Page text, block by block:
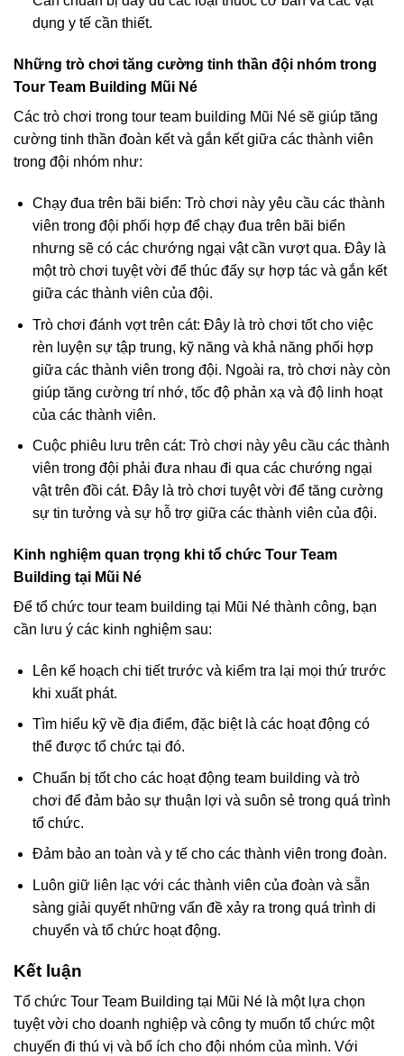
dụng y tế cần thiết.
Những trò chơi tăng cường tinh thần đội nhóm trong
Tour Team Building Mũi Né
Các trò chơi trong tour team building Mũi Né sẽ giúp tăng
cường tinh thần đoàn kết và gắn kết giữa các thành viên
trong đội nhóm như:
Chạy đua trên bãi biển: Trò chơi này yêu cầu các thành
viên trong đội phối hợp để chạy đua trên bãi biển
nhưng sẽ có các chướng ngại vật cần vượt qua. Đây là
một trò chơi tuyệt vời để thúc đẩy sự hợp tác và gắn kết
giữa các thành viên của đội.
Trò chơi đánh vợt trên cát: Đây là trò chơi tốt cho việc
rèn luyện sự tập trung, kỹ năng và khả năng phối hợp
giữa các thành viên trong đội. Ngoài ra, trò chơi này còn
giúp tăng cường trí nhớ, tốc độ phản xạ và độ linh hoạt
của các thành viên.
Cuộc phiêu lưu trên cát: Trò chơi này yêu cầu các thành
viên trong đội phải đưa nhau đi qua các chướng ngại
vật trên đồi cát. Đây là trò chơi tuyệt vời để tăng cường
sự tin tưởng và sự hỗ trợ giữa các thành viên của đội.
Kinh nghiệm quan trọng khi tổ chức Tour Team
Building tại Mũi Né
Để tổ chức tour team building tại Mũi Né thành công, bạn
cần lưu ý các kinh nghiệm sau:
Lên kế hoạch chi tiết trước và kiểm tra lại mọi thứ trước
khi xuất phát.
Tìm hiểu kỹ về địa điểm, đặc biệt là các hoạt động có
thể được tổ chức tại đó.
Chuẩn bị tốt cho các hoạt động team building và trò
chơi để đảm bảo sự thuận lợi và suôn sẻ trong quá trình
tổ chức.
Đảm bảo an toàn và y tế cho các thành viên trong đoàn.
Luôn giữ liên lạc với các thành viên của đoàn và sẵn
sàng giải quyết những vấn đề xảy ra trong quá trình di
chuyển và tổ chức hoạt động.
Kết luận
Tổ chức Tour Team Building tại Mũi Né là một lựa chọn
tuyệt vời cho doanh nghiệp và công ty muốn tổ chức một
chuyến đi thú vị và bổ ích cho đội nhóm của mình. Với